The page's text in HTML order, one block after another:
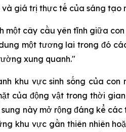
và giá trị thực tế của sáng tạo
cây cầu yên tĩnh giữa
một tương lai trong đó
xung quanh."
khu vực sinh sống của
của động vật trong thời
này mở rộng đáng kể
khu vực gần thiên nhiên